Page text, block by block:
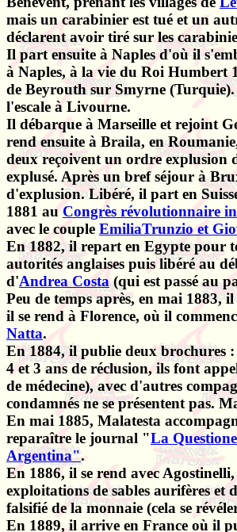
mais un carabinier est tué et un
déclarent avoir tiré sur les
Il part ensuite à Naples d'où il
à Naples, à la vie du Roi Humbert
de Beyrouth sur Smyrne
l'escale à Livourne.
Il débarque à Marseille et rejoint
rend ensuite à Braila, en
deux reçoivent un ordre
explusé. Après un bref séjour à
d'explusion. Libéré, il part en
1881 auCongrès révolutionnaire
avec le couple EmiliaTrunzio et
En 1882, il repart en Egypte pour
autorités anglaises puis libéré au
d'Andrea Costa(qui est passé au
Peu de temps après, en mai 1883,
il se rend à Florence, où il
Natta.
En 1884, il publie deux brochures :
4 et 3 ans de réclusion, ils font
de médecine), avec d'autres
condamnés ne se présentent pas.
En mai 1885, Malatesta
reparaître le journal "La
Argentina".
En 1886, il se rend avec
exploitations de sables aurifères et
falsifié de la monnaie (cela se
En 1889, il arrive en France où il